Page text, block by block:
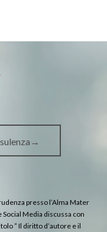
presso l’Alma Mater
Media discussa con
” Il diritto d’autore e il